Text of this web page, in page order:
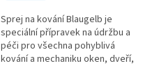
Sprej na kování Blaugelb je
speciální přípravek na údržbu a
péči pro všechna pohyblivá
kování a mechaniku oken, dveří,